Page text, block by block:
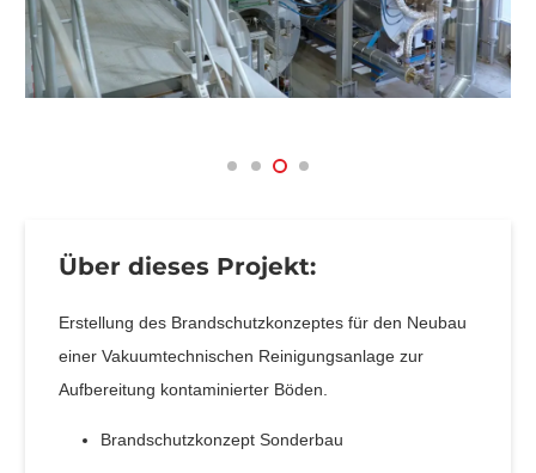
Über dieses Projekt:
Erstellung des Brandschutzkonzeptes für den Neubau
einer Vakuumtechnischen Reinigungsanlage zur
Aufbereitung kontaminierter Böden.
Brandschutzkonzept Sonderbau